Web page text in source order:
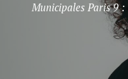
Municipales Paris 9